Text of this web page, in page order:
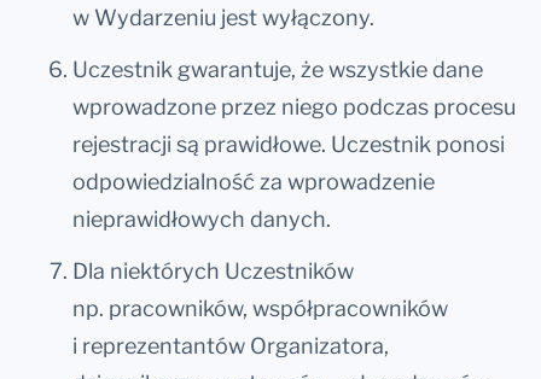
w Wydarzeniu jest wyłączony.
Uczestnik gwarantuje, że wszystkie dane
wprowadzone przez niego podczas procesu
rejestracji są prawidłowe. Uczestnik ponosi
odpowiedzialność za wprowadzenie
nieprawidłowych danych.
Dla niektórych Uczestników
np. pracowników, współpracowników
i reprezentantów Organizatora,